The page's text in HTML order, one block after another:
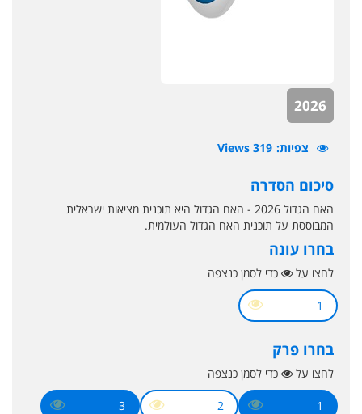
2026
צפיות 319 Views
סיכום הסדרה
האח הגדול 2026 - האח הגדול היא תוכנית מציאות ישראלית
המבוססת על תוכנית האח הגדול העולמית.
בחרו עונה
לחצו על כדי לסמן כנצפה
1
בחרו פרק
לחצו על כדי לסמן כנצפה
1
2
3